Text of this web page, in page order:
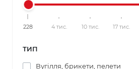
228 4 тис. 10 тис. 17 тис.
ТИП
Вугілля, брикети, пелети